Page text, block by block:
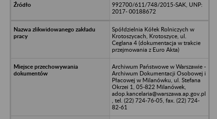
992700/611/748/2015-SAK, UNP:
2017- 00188672
Spółdzielnia Kółek Rolniczych w
Krotoszycach, Krotoszyce, ul.
Ceglana 4 (dokumentacja w trakcie
przejmowania z Euro Akta)
Archiwum Państwowe w Warszawie -
Archiwum Dokumentacji Osobowej i
Płacowej w Milanówku, ul. Stefana
Okrzei 1, 05-822 Milanówek,
adop.kancelaria@warszawa.ap.gov.pl
, tel. (22) 724-76-05, fax. (22) 724-
82-61